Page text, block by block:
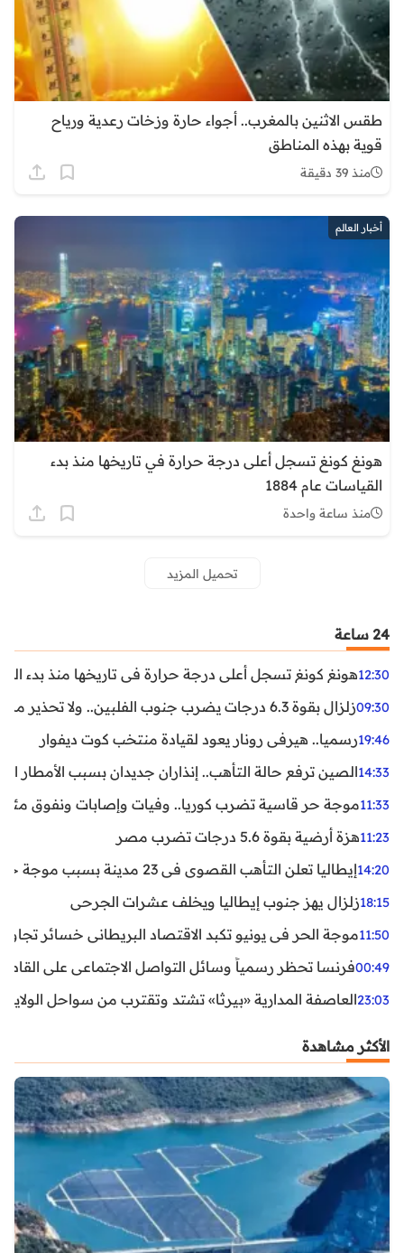
طقس الاثنين بالمغرب.. أجواء حارة وزخات رعدية ورياح
قوية بهذه المناطق
منذ 39 دقيقة
أخبار العالم
هونغ كونغ تسجل أعلى درجة حرارة في تاريخها منذ بدء
القياسات عام 1884
منذ ساعة واحدة
تحميل المزيد
24 ساعة
12:30هونغ كونغ تسجل أعلى درجة حرارة في تاريخها منذ بدء
09:30زلزال بقوة 6.3 درجات يضرب جنوب الفلبين.. ولا تحذير من تسونامي حتى الآن
19:46رسميا.. هيرفي رونار يعود لقيادة منتخب كوت ديفوار
14:33الصين ترفع حالة التأهب.. إنذاران جديدان بسبب الأمطار
11:33موجة حر قاسية تضرب كوريا.. وفيات وإصابات ونفوق مئات
11:23هزة أرضية بقوة 5.6 درجات تضرب مصر
14:20إيطاليا تعلن التأهب القصوى في 23 مدينة بسبب موجة حر شديدة
18:15زلزال يهز جنوب إيطاليا ويخلف عشرات الجرحى
11:50موجة الحر في يونيو تكبد الاقتصاد البريطاني خسائر تجاوزت 1.5 مليار
00:49فرنسا تحظر رسمياً وسائل التواصل الاجتماعي على القاصرين
23:03العاصفة المدارية «بيرثا» تشتد وتقترب من سواحل
الأكثر مشاهدة